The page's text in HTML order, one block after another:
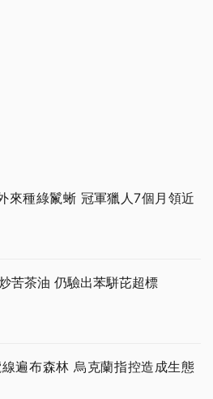
來種綠鬣蜥 冠軍獵人7個月領近
苦茶油 仍驗出苯駢芘超標
遍布森林 烏克蘭指控造成生態